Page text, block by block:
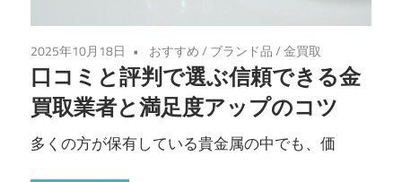
2025年10月18日 おすすめ/ ブランド品/金買取
口コミと評判で選ぶ信頼できる金
買取業者と満足度アップのコツ
多くの方が保有している貴金属の中でも、価